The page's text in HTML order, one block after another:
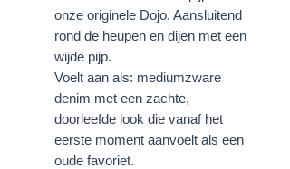
onze originele Dojo. Aansluitend
rond de heupen en dijen met een
wijde pijp.
Voelt aan als: mediumzware
denim met een zachte,
doorleefde look die vanaf het
eerste moment aanvoelt als een
oude favoriet.